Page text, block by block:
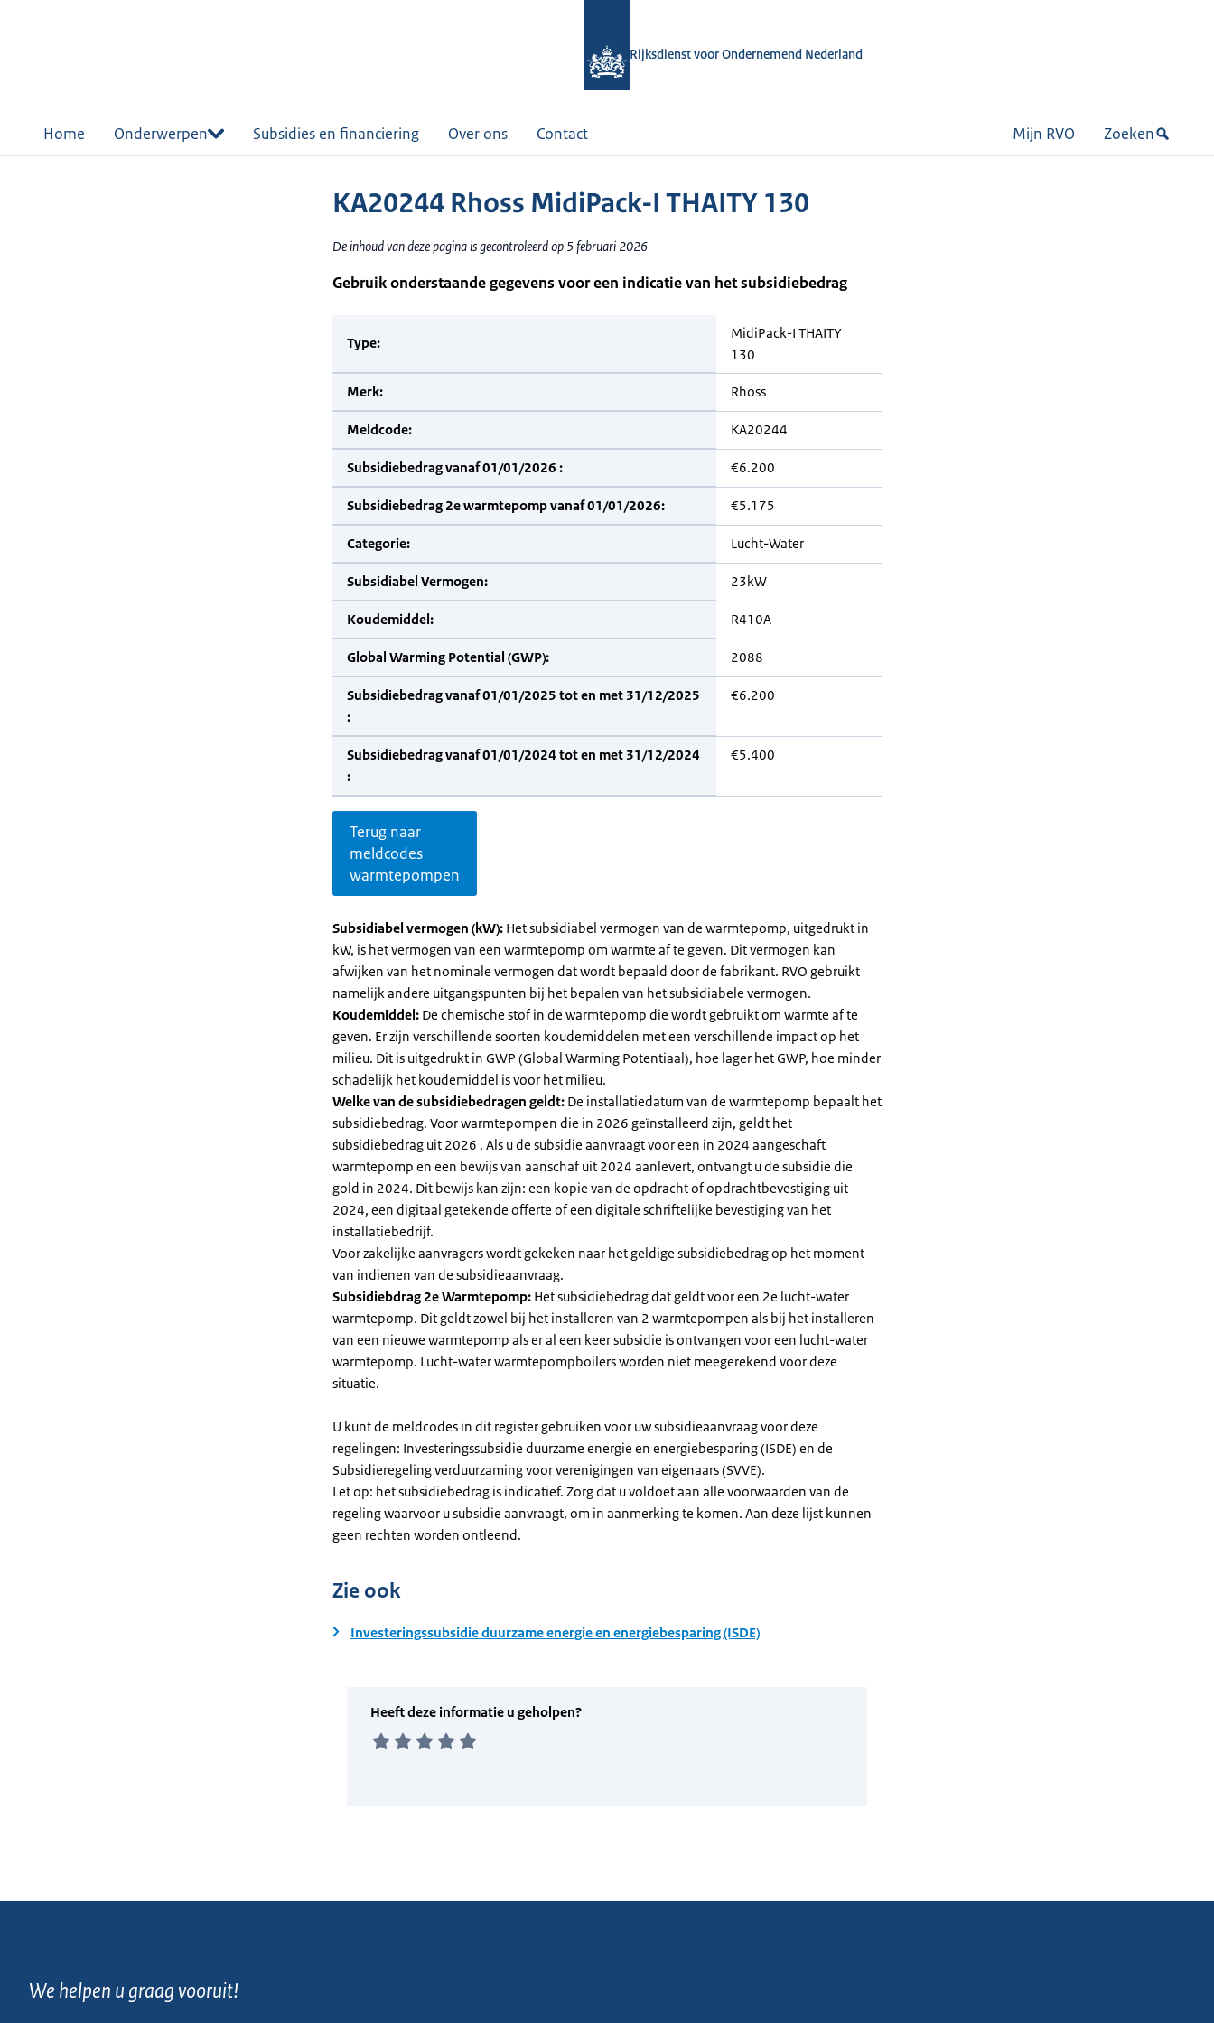
Rijksdienst voor Ondernemend Nederland
Home Onderwerpen Subsidies en financiering Over ons Contact Mijn RVO Zoeken
KA20244 Rhoss MidiPack-I THAITY 130
De inhoud van deze pagina is gecontroleerd op 5 februari 2026
Gebruik onderstaande gegevens voor een indicatie van het subsidiebedrag
Type:
MidiPack-I THAITY
130
Merk: Rhoss
Meldcode: KA20244
Subsidiebedrag vanaf 01/01/2026 : €6.200
Subsidiebedrag 2e warmtepomp vanaf 01/01/2026: €5.175
Categorie: Lucht-Water
Subsidiabel Vermogen: 23kW
Koudemiddel: R410A
Global Warming Potential (GWP): 2088
Subsidiebedrag vanaf 01/01/2025 tot en met 31/12/2025
:
€6.200
Subsidiebedrag vanaf 01/01/2024 tot en met 31/12/2024
:
€5.400
Terug naar
meldcodes
warmtepompen
Subsidiabel vermogen (kW): Het subsidiabel vermogen van de warmtepomp, uitgedrukt in
kW, is het vermogen van een warmtepomp om warmte af te geven. Dit vermogen kan
afwijken van het nominale vermogen dat wordt bepaald door de fabrikant. RVO gebruikt
namelijk andere uitgangspunten bij het bepalen van het subsidiabele vermogen.
Koudemiddel: De chemische stof in de warmtepomp die wordt gebruikt om warmte af te
geven. Er zijn verschillende soorten koudemiddelen met een verschillende impact op het
milieu. Dit is uitgedrukt in GWP (Global Warming Potentiaal), hoe lager het GWP, hoe minder
schadelijk het koudemiddel is voor het milieu.
Welke van de subsidiebedragen geldt: De installatiedatum van de warmtepomp bepaalt het
subsidiebedrag. Voor warmtepompen die in 2026 geïnstalleerd zijn, geldt het
subsidiebedrag uit 2026 . Als u de subsidie aanvraagt voor een in 2024 aangeschaft
warmtepomp en een bewijs van aanschaf uit 2024 aanlevert, ontvangt u de subsidie die
gold in 2024. Dit bewijs kan zijn: een kopie van de opdracht of opdrachtbevestiging uit
2024, een digitaal getekende offerte of een digitale schriftelijke bevestiging van het
installatiebedrijf.
Voor zakelijke aanvragers wordt gekeken naar het geldige subsidiebedrag op het moment
van indienen van de subsidieaanvraag.
Subsidiebdrag 2e Warmtepomp: Het subsidiebedrag dat geldt voor een 2e lucht-water
warmtepomp. Dit geldt zowel bij het installeren van 2 warmtepompen als bij het installeren
van een nieuwe warmtepomp als er al een keer subsidie is ontvangen voor een lucht-water
warmtepomp. Lucht-water warmtepompboilers worden niet meegerekend voor deze
situatie.
U kunt de meldcodes in dit register gebruiken voor uw subsidieaanvraag voor deze
regelingen: Investeringssubsidie duurzame energie en energiebesparing (ISDE) en de
Subsidieregeling verduurzaming voor verenigingen van eigenaars (SVVE).
Let op: het subsidiebedrag is indicatief. Zorg dat u voldoet aan alle voorwaarden van de
regeling waarvoor u subsidie aanvraagt, om in aanmerking te komen. Aan deze lijst kunnen
geen rechten worden ontleend.
Zie ook
Investeringssubsidie duurzame energie en energiebesparing (ISDE)
We helpen u graag vooruit!